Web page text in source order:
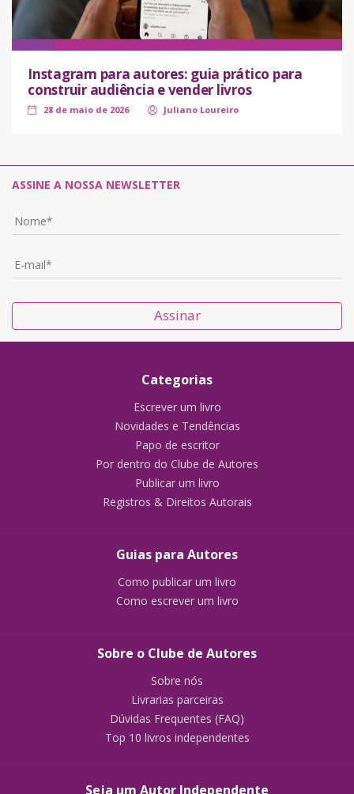
Instagram para autores: guia prático para
construir audiência e vender livros
28 de maio de 2026 Juliano Loureiro
ASSINE A NOSSA NEWSLETTER
Assinar
Categorias
Escrever um livro
Novidades e Tendências
Papo de escritor
Por dentro do Clube de Autores
Publicar um livro
Registros & Direitos Autorais
Guias para Autores
Como publicar um livro
Como escrever um livro
Sobre o Clube de Autores
Sobre nós
Livrarias parceiras
Dúvidas Frequentes (FAQ)
Top 10 livros independentes
Seja um Autor Independente